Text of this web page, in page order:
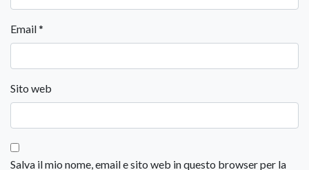
Email*
Sito web
Salva il mio nome, email e sito web in questo browser per la